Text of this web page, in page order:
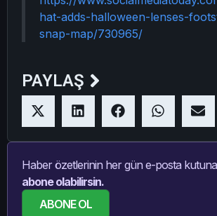
hat-adds-halloween-lenses-
snap-map/730965/
PAYLAŞ
Haber özetlerinin her gün e-posta
abone olabilirsin.
ABONE OL